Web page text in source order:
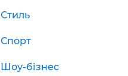
Стиль
Спорт
Шоу-бізнес